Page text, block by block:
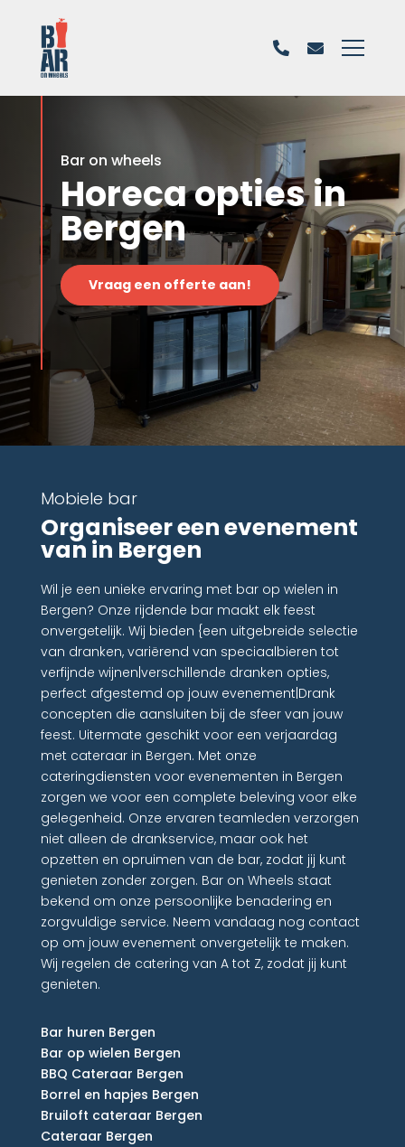
Bar on wheels
Horeca opties in
Bergen
Vraag een offerte aan!
Mobiele bar
Organiseer een evenement
van in Bergen
Wil je een unieke ervaring met bar op wielen in
Bergen? Onze rijdende bar maakt elk feest
onvergetelijk. Wij bieden {een uitgebreide selectie
van dranken, variërend van speciaalbieren tot
verfijnde wijnen|verschillende dranken opties,
perfect afgestemd op jouw evenement|Drank
concepten die aansluiten bij de sfeer van jouw
feest. Uitermate geschikt voor een verjaardag
met cateraar in Bergen. Met onze
cateringdiensten voor evenementen in Bergen
zorgen we voor een complete beleving voor elke
gelegenheid. Onze ervaren teamleden verzorgen
niet alleen de drankservice, maar ook het
opzetten en opruimen van de bar, zodat jij kunt
genieten zonder zorgen. Bar on Wheels staat
bekend om onze persoonlijke benadering en
zorgvuldige service. Neem vandaag nog contact
op om jouw evenement onvergetelijk te maken.
Wij regelen de catering van A tot Z, zodat jij kunt
genieten.
Bar huren Bergen
Bar op wielen Bergen
BBQ Cateraar Bergen
Borrel en hapjes Bergen
Bruiloft cateraar Bergen
Cateraar Bergen